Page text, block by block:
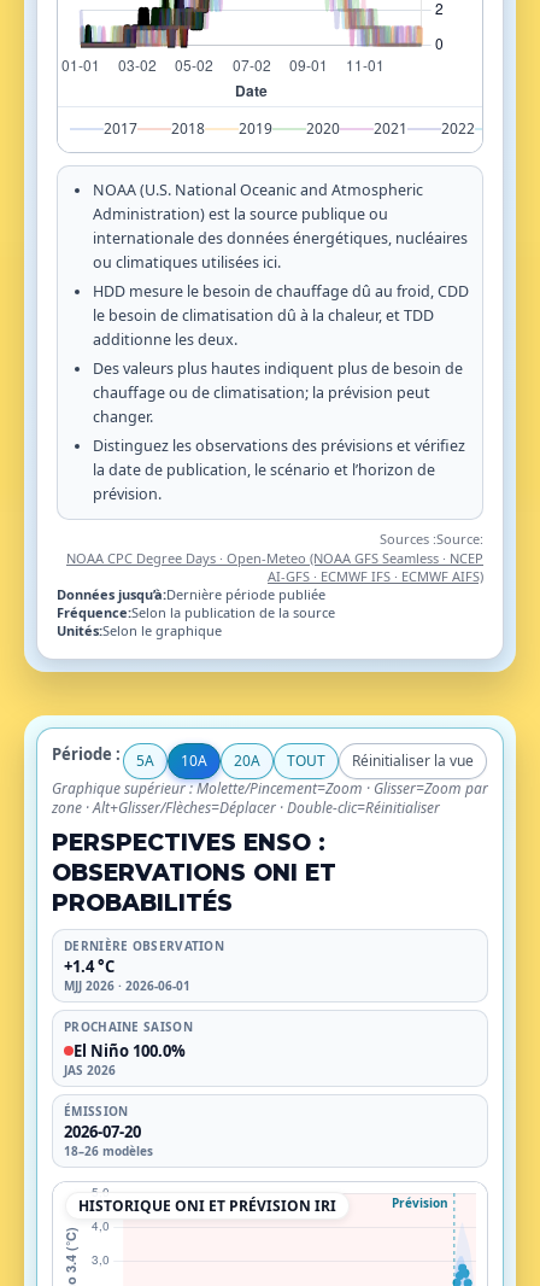
2017 2018 2019 2020 2021 2022
NOAA (U.S. National Oceanic and Atmospheric
Administration) est la source publique ou
internationale des données énergétiques, nucléaires
ou climatiques utilisées ici.
HDD mesure le besoin de chauffage dû au froid, CDD
le besoin de climatisation dû à la chaleur, et TDD
additionne les deux.
Des valeurs plus hautes indiquent plus de besoin de
chauffage ou de climatisation; la prévision peut
changer.
Distinguez les observations des prévisions et vérifiez
la date de publication, le scénario et l’horizon de
prévision.
Sources :Source:
NOAA CPC Degree Days · Open-Meteo (NOAA GFS Seamless · NCEP
AI-GFS · ECMWF IFS · ECMWF AIFS)
Données jusqu’à:Dernière période publiée
Fréquence:Selon la publication de la source
Unités:Selon le graphique
Période : 5A 10A 20A TOUT
Réinitialiser la vue
Graphique supérieur : Molette/Pincement=Zoom · Glisser=Zoom par
zone · Alt+Glisser/Flèches=Déplacer · Double-clic=Réinitialiser
Période du panneau supérieur: mai 2016–juil. 2016 –
PERSPECTIVES ENSO :
OBSERVATIONS ONI ET
PROBABILITÉS
DERNIÈRE OBSERVATION
+1.4 °C
MJJ 2026 · 2026-06-01
PROCHAINE SAISON
El Niño 100.0%
JAS 2026
ÉMISSION
2026-07-20
18–26 modèles
Perspectives ENSO : observations ONI et probabilités.
HISTORIQUE ONI ET PRÉVISION IRI